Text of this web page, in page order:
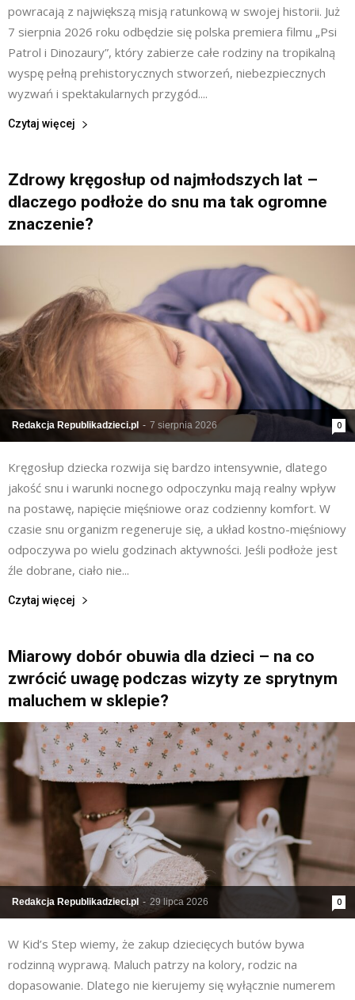
powracają z największą misją ratunkową w swojej historii. Już
7 sierpnia 2026 roku odbędzie się polska premiera filmu „Psi
Patrol i Dinozaury”, który zabierze całe rodziny na tropikalną
wyspę pełną prehistorycznych stworzeń, niebezpiecznych
wyzwań i spektakularnych przygód....
Czytaj więcej
Zdrowy kręgosłup od najmłodszych lat –
dlaczego podłoże do snu ma tak ogromne
znaczenie?
Redakcja Republikadzieci.pl - 7 sierpnia 2026 0
Kręgosłup dziecka rozwija się bardzo intensywnie, dlatego
jakość snu i warunki nocnego odpoczynku mają realny wpływ
na postawę, napięcie mięśniowe oraz codzienny komfort. W
czasie snu organizm regeneruje się, a układ kostno-mięśniowy
odpoczywa po wielu godzinach aktywności. Jeśli podłoże jest
źle dobrane, ciało nie...
Czytaj więcej
Miarowy dobór obuwia dla dzieci – na co
zwrócić uwagę podczas wizyty ze sprytnym
maluchem w sklepie?
Redakcja Republikadzieci.pl - 29 lipca 2026 0
W Kid’s Step wiemy, że zakup dziecięcych butów bywa
rodzinną wyprawą. Maluch patrzy na kolory, rodzic na
dopasowanie. Dlatego nie kierujemy się wyłącznie numerem